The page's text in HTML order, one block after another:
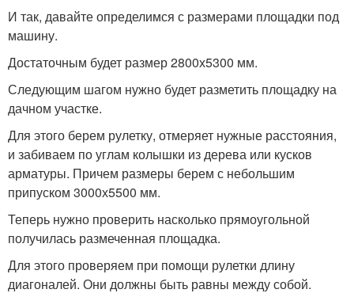
И так, давайте определимся с размерами площадки под
машину.
Достаточным будет размер 2800х5300 мм.
Следующим шагом нужно будет разметить площадку на
дачном участке.
Для этого берем рулетку, отмеряет нужные расстояния,
и забиваем по углам колышки из дерева или кусков
арматуры. Причем размеры берем с небольшим
припуском 3000х5500 мм.
Теперь нужно проверить насколько прямоугольной
получилась размеченная площадка.
Для этого проверяем при помощи рулетки длину
диагоналей. Они должны быть равны между собой.